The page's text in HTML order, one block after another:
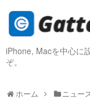
iPhone, Macを中心に
ぞ。
ホーム ニュー